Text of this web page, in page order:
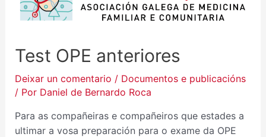
Test OPE anteriores
Deixar un comentario / Documentos e publicacións
/ Por Daniel de Bernardo Roca
Para as compañeiras e compañeiros que estades a
ultimar a vosa preparación para o exame da OPE